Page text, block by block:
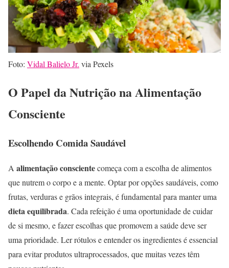
Foto: Vidal Balielo Jr. via Pexels
O Papel da Nutrição na Alimentação
Consciente
Escolhendo Comida Saudável
A alimentação conscientecomeça com a escolha de alimentos
que nutrem o corpo e a mente. Optar por opções saudáveis, como
frutas, verduras e grãos integrais, é fundamental para manter uma
dieta equilibrada. Cada refeição é uma oportunidade de cuidar
de si mesmo, e fazer escolhas que promovem a saúde deve ser
uma prioridade. Ler rótulos e entender os ingredientes é essencial
para evitar produtos ultraprocessados, que muitas vezes têm